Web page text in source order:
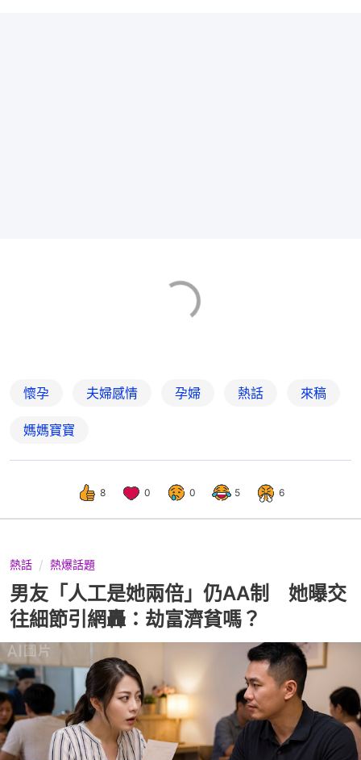
懷孕 夫婦感情 孕婦 熱話 來稿
媽媽寶寶
8 0 0 5 6
熱話 熱爆話題
男友「人工是她兩倍」仍AA制 她曝交
往細節引網轟：劫富濟貧嗎？